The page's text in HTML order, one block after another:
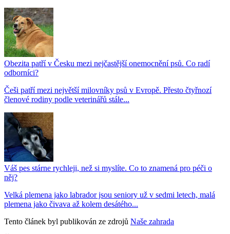
Obezita patří v Česku mezi nejčastější onemocnění psů. Co radí
odborníci?
Češi patří mezi největší milovníky psů v Evropě. Přesto čtyřnozí
členové rodiny podle veterinářů stále...
Váš pes stárne rychleji, než si myslíte. Co to znamená pro péči o
něj?
Velká plemena jako labrador jsou seniory už v sedmi letech, malá
plemena jako čivava až kolem desátého...
Tento článek byl publikován ze zdrojů Naše zahrada